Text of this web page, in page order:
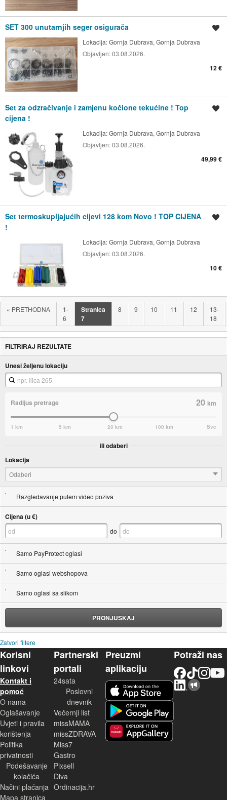
SET 300 unutarnjih seger osigurača
Lokacija:Gornja Dubrava, Gornja Dubrava
Objavljen:03.08.2026.
12 €
Set za odzračivanje i zamjenu kočione tekućine ! Top
cijena !
Lokacija:Gornja Dubrava, Gornja Dubrava
Objavljen:03.08.2026.
49,99 €
Set termoskupljajućih cijevi 128 kom Novo ! TOP CIJENA
!
Lokacija:Gornja Dubrava, Gornja Dubrava
Objavljen:03.08.2026.
10 €
« PRETHODNA
1-
6
Stranica
7
8 9 10 11 12
13-
18
FILTRIRAJ REZULTATE
Unesi željenu lokaciju
Radijus pretrage 20km
1 km 5 km 20 km 100 km Sve
ili odaberi
Lokacija
Odaberi
Razgledavanje putem video poziva
Cijena (u €)
do
Samo PayProtect oglasi
Samo oglasi webshopova
Samo oglasi sa slikom
PRONJUŠKAJ
Zatvori filtere
Korisni
linkovi
Kontakt i
pomoć
O nama
Oglašavanje
Uvjeti i pravila
korištenja
Politika
privatnosti
Podešavanje
kolačića
Načini plaćanja
Mapa stranica
Partnerski
portali
24sata
Poslovni
dnevnik
Večernji list
missMAMA
missZDRAVA
Miss7
Gastro
Pixsell
Diva
Ordinacija.hr
Preuzmi
aplikaciju
Potraži nas